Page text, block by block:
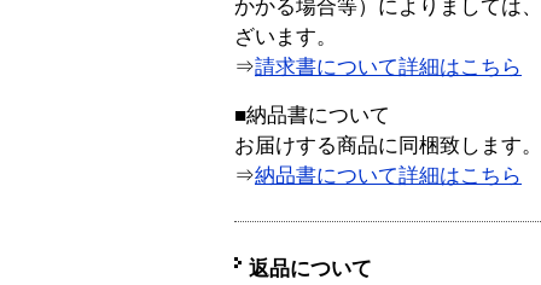
かかる場合等）によりましては
ざいます。
⇒請求書について詳細はこちら
■納品書について
お届けする商品に同梱致します。
⇒納品書について詳細はこちら
返品について